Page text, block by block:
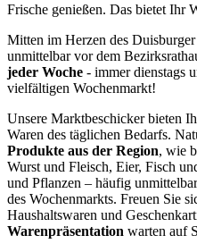
Frische genießen. Das bietet Ihr
Mitten im Herzen des
unmittelbar vor dem
jeder Woche - immer dienstags
vielfältigen Wochenmarkt!
Unsere Marktbeschicker bieten
Waren des täglichen Bedarfs.
Produkte aus der Region, wie
Wurst und Fleisch, Eier, Fisch
und Pflanzen – häufig
des Wochenmarkts. Freuen Sie
Haushaltswaren und
Warenpräsentation warten auf